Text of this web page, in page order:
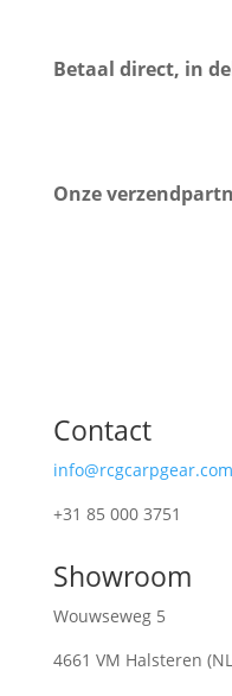
Betaal direct, in
Onze
Contact
info@rcgcarpgear.com
+31 85 000 3751
Showroom
Wouwseweg 5
4661 VM Halsteren